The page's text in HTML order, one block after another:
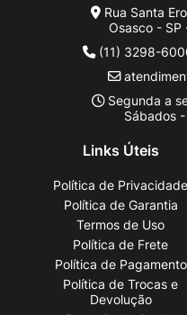
Rua Santa
Osasco -
(11) 3298-
Segunda a
Sábados
Links Úteis
Política de Privacidade
Política de Garantia
Termos de Uso
Política de Frete
Política de Pagamento
Política de Trocas e
Devolução